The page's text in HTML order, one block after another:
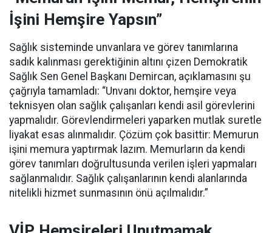
İşini Hemşire Yapsın”
Sağlık sisteminde unvanlara ve görev tanımlarına
sadık kalınması gerektiğinin altını çizen Demokratik
Sağlık Sen Genel Başkanı Demircan, açıklamasını şu
çağrıyla tamamladı: “Unvanı doktor, hemşire veya
teknisyen olan sağlık çalışanları kendi asil görevlerini
yapmalıdır. Görevlendirmeleri yaparken mutlak suretle
liyakat esas alınmalıdır. Çözüm çok basittir: Memurun
işini memura yaptırmak lazım. Memurların da kendi
görev tanımları doğrultusunda verilen işleri yapmaları
sağlanmalıdır. Sağlık çalışanlarının kendi alanlarında
nitelikli hizmet sunmasının önü açılmalıdır.”